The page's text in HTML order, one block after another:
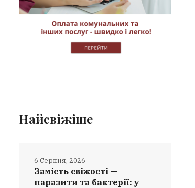
Найсвіжіше
Замість свіжості —
паразити та бактерії: у
6 Серпня, 2026